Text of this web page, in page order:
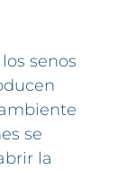
senos
se
la